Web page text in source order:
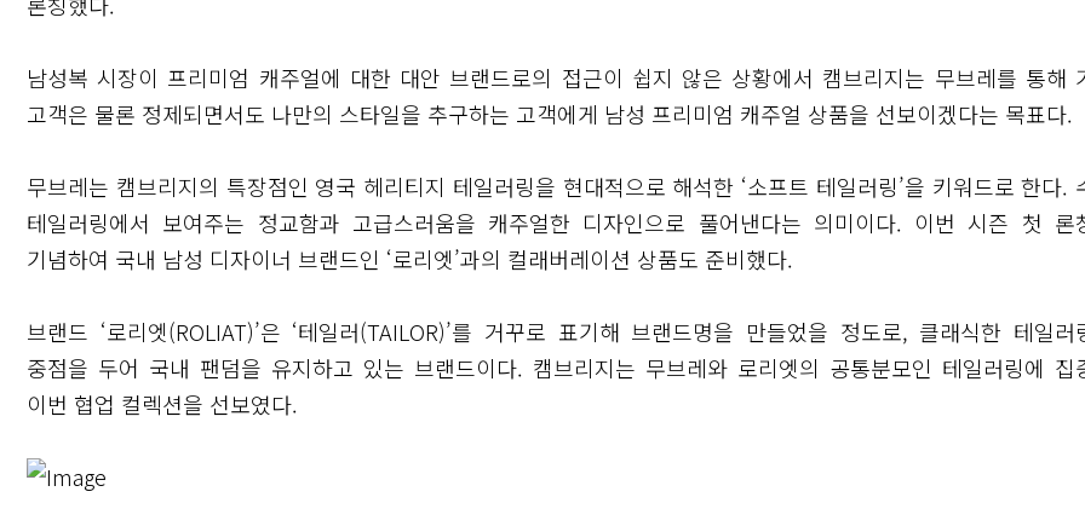
남성복 시장이 프리미엄 캐주얼에 대한 대안 브랜드로의 접근이 쉽지 않은 상황에서 캠브리지는 무브레를 통해
고객은 물론 정제되면서도 나만의 스타일을 추구하는 고객에게 남성 프리미엄 캐주얼 상품을 선보이겠다는 목표다.
무브레는 캠브리지의 특장점인 영국 헤리티지 테일러링을 현대적으로 해석한 ‘소프트 테일러링’을 키워드로 한다.
테일러링에서 보여주는 정교함과 고급스러움을 캐주얼한 디자인으로 풀어낸다는 의미이다. 이번 시즌 첫 론
기념하여 국내 남성 디자이너 브랜드인 ‘로리엣’과의 컬래버레이션 상품도 준비했다.
브랜드 ‘로리엣(ROLIAT)’은 ‘테일러(TAILOR)’를 거꾸로 표기해 브랜드명을 만들었을 정도로, 클래식한 테일러
중점을 두어 국내 팬덤을 유지하고 있는 브랜드이다. 캠브리지는 무브레와 로리엣의 공통분모인 테일러링에 집
이번 협업 컬렉션을 선보였다.